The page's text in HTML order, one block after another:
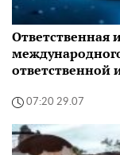
Ответственная
ответственной
07:20 29.07